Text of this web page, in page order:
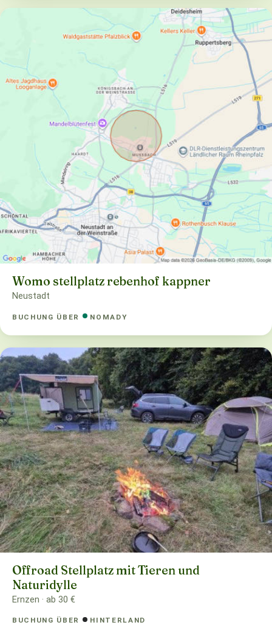
Womo stellplatz rebenhof kappner
Neustadt
BUCHUNG ÜBER NOMADY
Offroad Stellplatz mit Tieren und
Naturidylle
Ernzen · ab 30 €
BUCHUNG ÜBER HINTERLAND